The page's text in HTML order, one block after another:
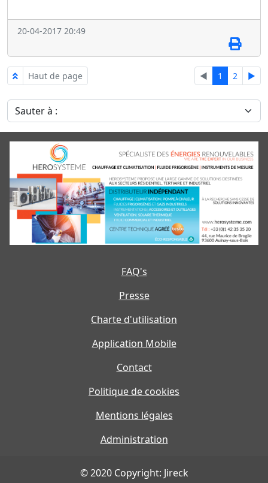
20-04-2017 20:49
Haut de page ◄ 1 2 ►
Sauter à :
FAQ's
Presse
Charte d'utilisation
Application Mobile
Contact
Politique de cookies
Mentions légales
Administration
© 2020 Copyright: Jireck